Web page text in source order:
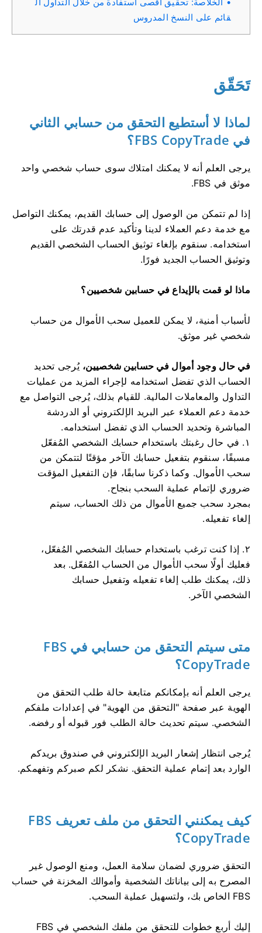
قائم على النسخ المدروس
تَحَقّق
لماذا لا أستطيع التحقق من حسابي الثاني
في FBS CopyTrade؟
يرجى العلم أنه لا يمكنك امتلاك سوى حساب شخصي واحد
موثق في FBS.
إذا لم تتمكن من الوصول إلى حسابك القديم، يمكنك التواصل
مع خدمة دعم العملاء لدينا وتأكيد عدم قدرتك على
استخدامه. سنقوم بإلغاء توثيق الحساب الشخصي القديم
وتوثيق الحساب الجديد فورًا.
ماذا لو قمت بالإيداع في حسابين شخصيين؟
لأسباب أمنية، لا يمكن للعميل سحب الأموال من حساب
شخصي غير موثق.
في حال وجود أموال في حسابين شخصيين، يُرجى تحديد
الحساب الذي تفضل استخدامه لإجراء المزيد من عمليات
التداول والمعاملات المالية. للقيام بذلك، يُرجى التواصل مع
خدمة دعم العملاء عبر البريد الإلكتروني أو الدردشة
المباشرة وتحديد الحساب الذي تفضل استخدامه.
١. في حال رغبتك باستخدام حسابك الشخصي المُفعّل
مسبقًا، سنقوم بتفعيل حسابك الآخر مؤقتًا لتتمكن من
سحب الأموال. وكما ذكرنا سابقًا، فإن التفعيل المؤقت
ضروري لإتمام عملية السحب بنجاح.
بمجرد سحب جميع الأموال من ذلك الحساب، سيتم
إلغاء تفعيله.
٢. إذا كنت ترغب باستخدام حسابك الشخصي المُفعّل،
فعليك أولًا سحب الأموال من الحساب المُفعّل. بعد
ذلك، يمكنك طلب إلغاء تفعيله وتفعيل حسابك
الشخصي الآخر.
متى سيتم التحقق من حسابي في FBS
CopyTrade؟
يرجى العلم أنه بإمكانكم متابعة حالة طلب التحقق من
الهوية عبر صفحة "التحقق من الهوية" في إعدادات ملفكم
الشخصي. سيتم تحديث حالة الطلب فور قبوله أو رفضه.
يُرجى انتظار إشعار البريد الإلكتروني في صندوق بريدكم
الوارد بعد إتمام عملية التحقق. نشكر لكم صبركم وتفهمكم.
كيف يمكنني التحقق من ملف تعريف FBS
CopyTrade؟
التحقق ضروري لضمان سلامة العمل، ومنع الوصول غير
المصرح به إلى بياناتك الشخصية وأموالك المخزنة في حساب
FBS الخاص بك، ولتسهيل عملية السحب.
إليك أربع خطوات للتحقق من ملفك الشخصي في FBS